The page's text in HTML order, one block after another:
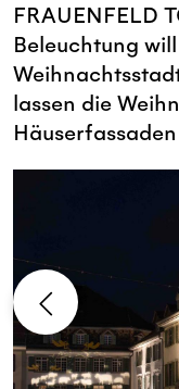
FRAUENFELD
Beleuchtung
lassen die